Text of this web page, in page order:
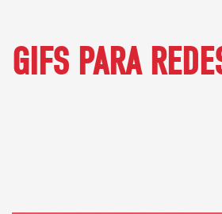
GIFS PARA